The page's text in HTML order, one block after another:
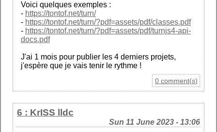
Voici quelques exemples :
- https://tontof.net/turn/
- https://tontof.net/turn/?pdf=assets/pdf/classes.pdf
- https://tontof.net/turn/?pdf=assets/pdf/turnjs4-api-
docs.pdf
J'ai 1 mois pour publier les 4 derniers projets,
j'espère que je vais tenir le rythme !
0 comment(s)
6 : KrISS lldc
Sun 11 June 2023 - 13:06